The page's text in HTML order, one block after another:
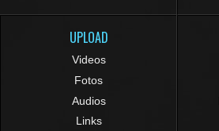
UPLOAD
Videos
Fotos
Audios
Links